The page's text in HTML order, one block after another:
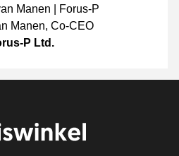
Manen, Co-CEO
P Ltd.